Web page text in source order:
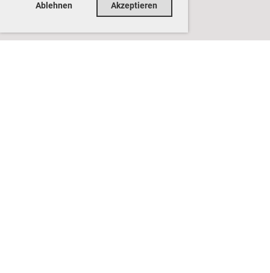
Ablehnen Akzeptieren